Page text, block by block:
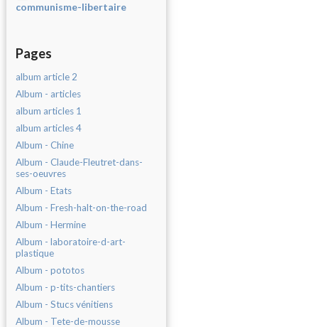
communisme-libertaire
Pages
album article 2
Album - articles
album articles 1
album articles 4
Album - Chine
Album - Claude-Fleutret-dans-
ses-oeuvres
Album - Etats
Album - Fresh-halt-on-the-road
Album - Hermine
Album - laboratoire-d-art-
plastique
Album - pototos
Album - p-tits-chantiers
Album - Stucs vénitiens
Album - Tete-de-mousse